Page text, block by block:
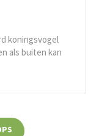
koningsvogel
als buiten kan